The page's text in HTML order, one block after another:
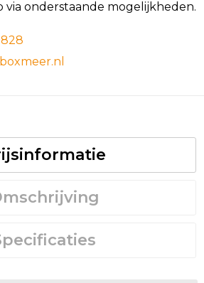
via onderstaande mogelijkheden.
828